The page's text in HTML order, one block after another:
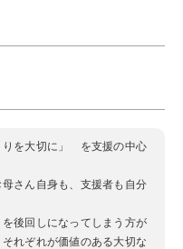
りを大切に」 を支援の中心
さん自身も、支援者も自分
後回しになってしまう方が
れぞれが価値のある大切な